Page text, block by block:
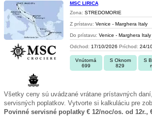
MSC LIRICA
Zona: STREDOMORIE
Z prístavu: Venice - Marghera Italy
Do prístavu: Venice - Marghera Italy
Odchod: 17/10/2026 Príchod: 24/
Vnútorná
699
S Oknom
829
S
Všetky ceny sú uvádzané vrátane prístavných
servisných poplatkov. Vytvorte si kalkuláciu pre
Povinné servisné poplatky € 12/noc/os. od 12r.,